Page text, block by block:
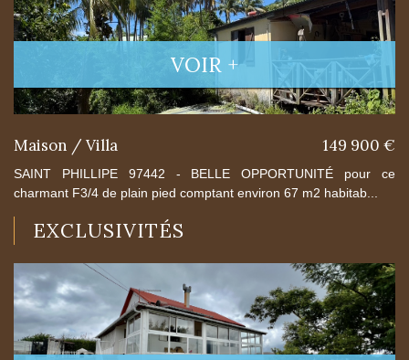
VOIR +
Maison / Villa 149 900 €
SAINT PHILLIPE 97442 - BELLE OPPORTUNITÉ pour ce
charmant F3/4 de plain pied comptant environ 67 m2 habitab...
EXCLUSIVITÉS